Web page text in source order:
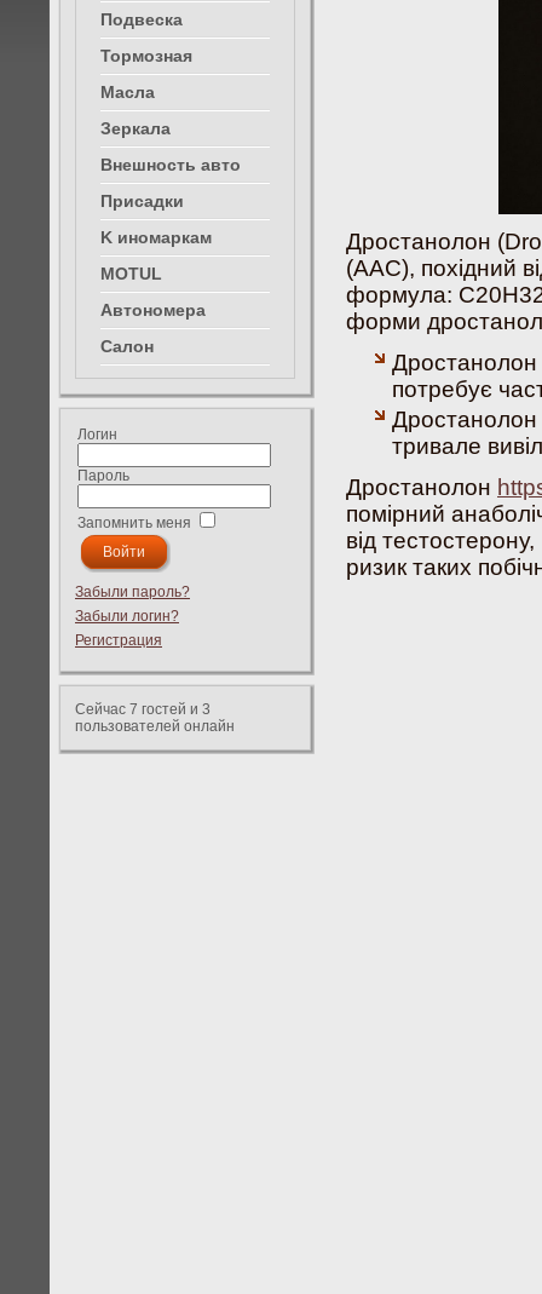
Подвеска
Тормозная
Тормозные колодки
Масла
Castrol
elf
Зеркала
Ф1
Политех
Зеркальные
Внешность авто
евроручки
Присадки
K иномаркам
MOTUL
Двигатель
Трансмиссия
Смазочные
материалы
Система охлаждения
Разное
Автономера
Салон
сидения
ремни
Логин
Пароль
Запомнить меня
Забыли пароль?
Забыли логин?
Регистрация
Сейчас 7 гостей и 3
пользователей онлайн
Дростанолон
(ААС), похідний
формула:
форми
Дростанолон
потребує
Дростанолон
тривале
Дростанолон
помірний
від
ризик таких